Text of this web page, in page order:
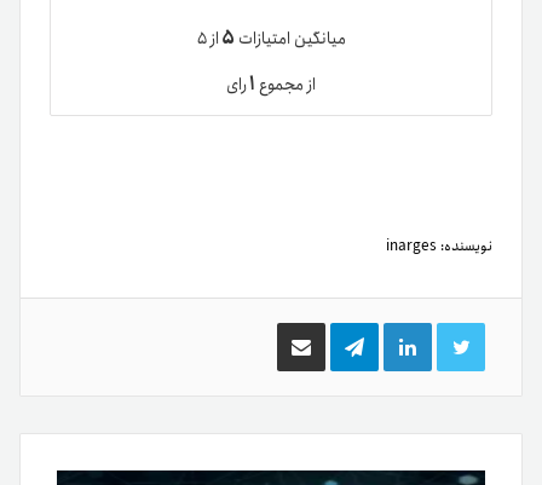
میانگین امتیازات ۵از ۵
از مجموع۱رای
نویسنده: inarges
توییتر لینکدینتلگرام اشتراک
گذاری
ایمیل